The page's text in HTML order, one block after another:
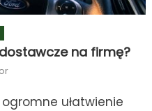
na firmę?
ułatwienie